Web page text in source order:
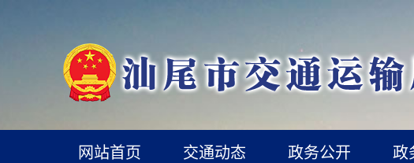
网站首页 交通动态 政务公开 政